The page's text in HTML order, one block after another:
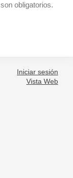
son obligatorios.
Iniciar sesión
Vista Web